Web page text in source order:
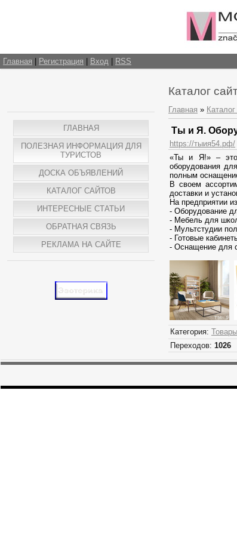
Главная Регистрация Вход RSS
ГЛАВНАЯ
ПОЛЕЗНАЯ ИНФОРМАЦИЯ ДЛЯ
ТУРИСТОВ
ДОСКА ОБЪЯВЛЕНИЙ
КАТАЛОГ САЙТОВ
ИНТЕРЕСНЫЕ СТАТЬИ
ОБРАТНАЯ СВЯЗЬ
РЕКЛАМА НА САЙТЕ
Каталог
Главная »
Ты и Я.
https://тыия54.рф/
«Ты и Я!» – это
оборудования
полным
В своем
доставки и
На предприятии
- Оборудование
- Мебель для
- Мультстудии
- Готовые
- Оснащение для
Категория:
Переходов: 1026